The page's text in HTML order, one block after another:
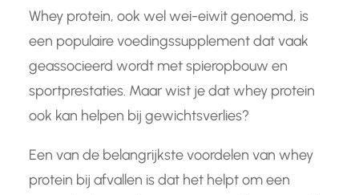
Whey protein, ook wel wei-eiwit genoemd, is
een populaire voedingssupplement dat vaak
geassocieerd wordt met spieropbouw en
sportprestaties. Maar wist je dat whey protein
ook kan helpen bij gewichtsverlies?
Een van de belangrijkste voordelen van whey
protein bij afvallen is dat het helpt om een